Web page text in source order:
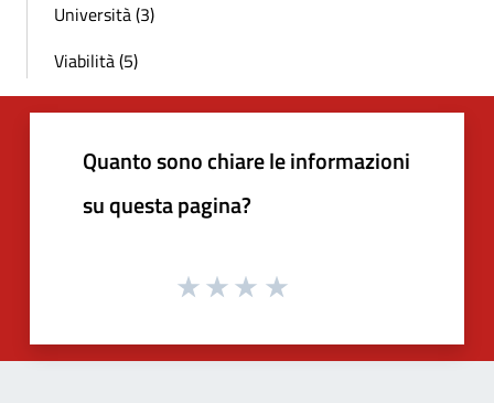
Università (3)
Viabilità (5)
Quanto sono chiare le informazioni
su questa pagina?